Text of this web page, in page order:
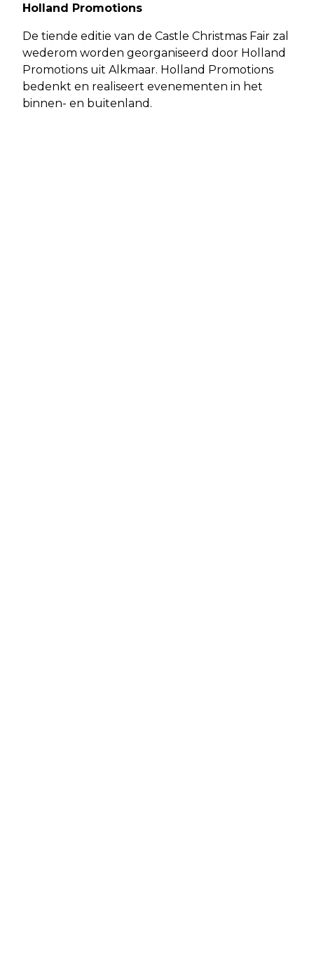
Holland Promotions
De tiende editie van de Castle Christmas Fair zal
wederom worden georganiseerd door Holland
Promotions uit Alkmaar. Holland Promotions
bedenkt en realiseert evenementen in het
binnen- en buitenland.